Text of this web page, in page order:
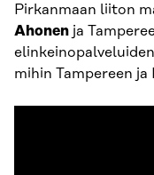
Pirkanmaan liiton
Ahonen ja
mihin Tampereen